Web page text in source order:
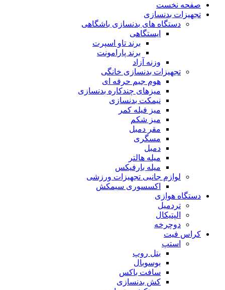
صفحه نخست
تجهیزات بدنسازی
دستگاه های بدنسازی باشگاهی
ایستگاهی
برند تاو اسپرت
برند پارامونت
وزنه آزاد
تجهیزات بدنسازی خانگی
هوم جیم حرفه ای
میزهای چندکاره بدنسازی
نیمکت بدنسازی
میز فیله کمر
میز شکم
مقر دمبل
مسگری
دمبل
میله هالتر
میله بارفیکس
لوازم جانبی تجهیزات ورزشی
اکسسوری سیمکش
دستگاه هوازی
تردمیل
الپتیکال
دوچرخه
کراس فیت
استپ
بتل روپ
بوسوبال
سافت باکس
کش بدنسازی